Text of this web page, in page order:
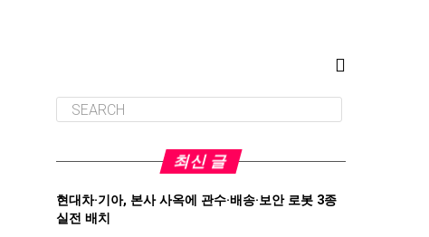
최신 글
현대차·기아, 본사 사옥에 관수·배송·보안 로봇 3종
실전 배치